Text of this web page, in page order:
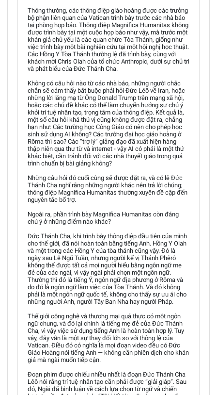
Thông thường, các thông điệp giáo hoàng được các trưởng
bộ phận liên quan của Vatican trình bày trước các nhà báo
tại phòng họp báo. Thông điệp Magnifica Humanitas không
được trình bày tại một cuộc họp báo như vậy, mà trước một
khán giả chủ yếu là các quan chức Tòa Thánh, giống như
việc trình bày một bài nghiên cứu tại một hội nghị học thuật.
Các Hồng Y Tòa Thánh thường lệ đã trình bày, cùng với
khách mời Chris Olah của tổ chức Anthropic, dưới sự chủ trì
và phát biểu của Đức Thánh Cha.
Không có câu hỏi nào từ các nhà báo, những người chắc
chắn sẽ cảm thấy bắt buộc phải hỏi Đức Lêô về Iran, hoặc
những lời lăng mạ từ Ông Donald Trump trên mạng xã hội,
hoặc các chủ đề khác có thể làm chuyển hướng sự chú ý
khỏi trí tuệ nhân tạo, trọng tâm của thông điệp. Kết quả là,
một số câu hỏi khá thú vị cũng không được đặt ra, chẳng
hạn như: Các trường học Công Giáo có nên cho phép học
sinh sử dụng AI không? Các trường đại học giáo hoàng ở
Rôma thì sao? Các “trợ lý” giảng đạo đã xuất hiện hàng
thập niên qua thư từ và internet - vậy AI có phải là một thứ
khác biệt, cần tránh đối với các nhà thuyết giáo trong quá
trình chuẩn bị bài giảng không?
Những câu hỏi đó cuối cùng sẽ được đặt ra, và có lẽ Đức
Thánh Cha nghĩ rằng những người khác nên trả lời chúng;
thông điệp Magnifica Humanitas thường xuyên đề cập đến
nguyên tắc bổ trợ.
Ngoài ra, phần trình bày Magnifica Humanitas còn đáng
chú ý ở những điểm nào khác?
Đức Thánh Cha, khi trình bày thông điệp đầu tiên của mình
cho thế giới, đã nói hoàn toàn bằng tiếng Anh. Hồng Y Olah
và một trong các Hồng Y của tòa thánh cũng vậy. Đó là
ngày sau Lễ Ngũ Tuần, nhưng người kế vị Thánh Phêrô
không thể được tất cả mọi người hiểu bằng ngôn ngữ mẹ
đẻ của các ngài, vì vậy ngài phải chọn một ngôn ngữ.
Thường thì đó là tiếng Ý, ngôn ngữ địa phương ở Rôma và
do đó là ngôn ngữ làm việc của Tòa Thánh. Và đó không
phải là một ngôn ngữ quốc tế, không cho thấy sự ưu ái cho
những người Anh, người Tây Ban Nha hay người Pháp.
Thế giới công nghệ và thương mại quả thực có một ngôn
ngữ chung, và đó lại chính là tiếng mẹ đẻ của Đức Thánh
Cha, vì vậy việc sử dụng tiếng Anh là hoàn toàn hợp lý. Tuy
vậy, đây vẫn là một sự thay đổi lớn so với thông lệ của
Vatican. Điều đó có nghĩa là mọi đoạn video đều có Đức
Giáo Hoàng nói tiếng Anh — không cần phiên dịch cho khán
giả mà ngài muốn tiếp cận.
Đoạn phim được chiếu nhiều nhất là đoạn Đức Thánh Cha
Lêô nói rằng trí tuệ nhân tạo cần phải được “giải giáp”. Sau
đó, Ngài đã bình luận về cách lựa chọn từ ngữ và chiến